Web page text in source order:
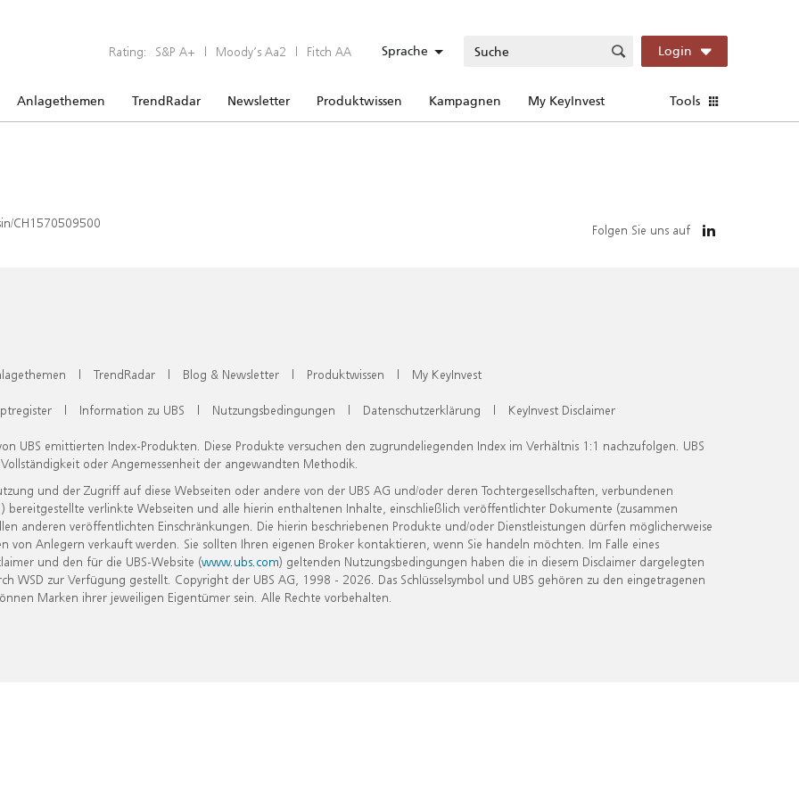
Rating: S&P A+ | Moody’s Aa2 | Fitch AA Sprache Login
Anlagethemen TrendRadar Newsletter Produktwissen Kampagnen My KeyInvest Tools
CH1570509500 Folgen Sie uns auf
| TrendRadar | Blog & Newsletter | Produktwissen | My KeyInvest
| Information zu UBS | Nutzungsbedingungen | Datenschutzerklärung | KeyInvest Disclaimer
UBS emittierten Index-Produkten. Diese Produkte versuchen den zugrundeliegenden Index im Verhältnis 1:1 nachzufolgen. UBS
oder Angemessenheit der angewandten Methodik.
und der Zugriff auf diese Webseiten oder andere von der UBS AG und/oder deren Tochtergesellschaften, verbundenen
verlinkte Webseiten und alle hierin enthaltenen Inhalte, einschließlich veröffentlichter Dokumente (zusammen
anderen veröffentlichten Einschränkungen. Die hierin beschriebenen Produkte und/oder Dienstleistungen dürfen möglicherweise
Anlegern verkauft werden. Sie sollten Ihren eigenen Broker kontaktieren, wenn Sie handeln möchten. Im Falle eines
und den für die UBS-Website (www.ubs.com) geltenden Nutzungsbedingungen haben die in diesem Disclaimer dargelegten
zur Verfügung gestellt. Copyright der UBS AG, 1998 - 2026. Das Schlüsselsymbol und UBS gehören zu den eingetragenen
Marken ihrer jeweiligen Eigentümer sein. Alle Rechte vorbehalten.